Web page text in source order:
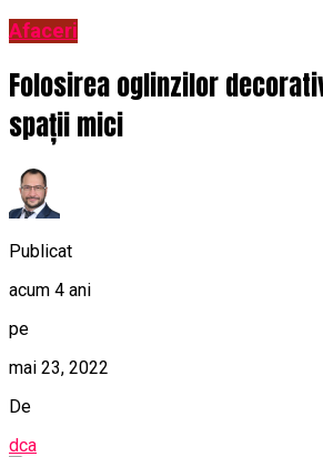
Afaceri
Folosirea oglinzilor
spații mici
Publicat
acum 4 ani
pe
mai 23, 2022
De
dca